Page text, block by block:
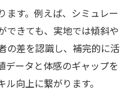
ます。例えば、シミュレー
できても、実地では傾斜や
の差を認識し、補完的に活
データと体感のギャップを
向上に繋がります。